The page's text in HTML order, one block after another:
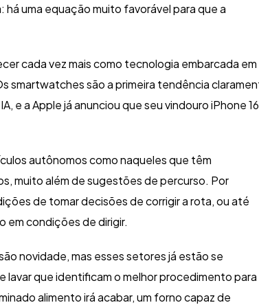
uma equação muito favorável para que a
cada vez mais como tecnologia embarcada em
smartwatches são a primeira tendência
e a Apple já anunciou que seu vindouro iPhone 16
autônomos como naqueles que têm
muito além de sugestões de percurso. Por
de tomar decisões de corrigir a rota, ou até
em condições de dirigir.
novidade, mas esses setores já estão se
lavar que identificam o melhor procedimento para
alimento irá acabar, um forno capaz de